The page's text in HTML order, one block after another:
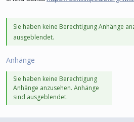
Sie haben keine Berechtigung Anhänge
ausgeblendet.
Anhänge
Sie haben keine Berechtigung
Anhänge anzusehen. Anhänge
sind ausgeblendet.